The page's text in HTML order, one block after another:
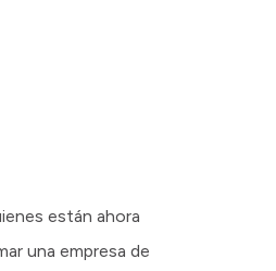
están ahora
una empresa de